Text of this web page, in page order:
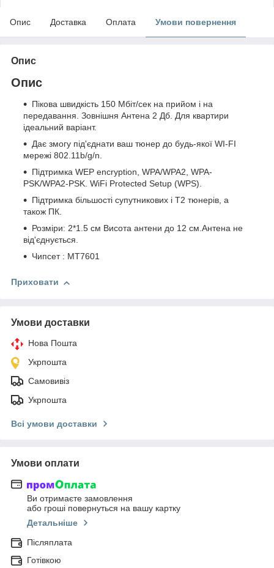
Опис Доставка Оплата Умови повернення
Опис
Опис
Пікова швидкість 150 Мбіт/сек на прийом і на
передавання. Зовнішня Антена 2 Дб. Для квартири
ідеальний варіант.
Дає змогу під'єднати ваш тюнер до будь-якої WI-FI
мережі 802.11b/g/n.
Підтримка WEP encryption, WPA/WPA2, WPA-
PSK/WPA2-PSK. WiFi Protected Setup (WPS).
Підтримка більшості супутникових і Т2 тюнерів, а
також ПК.
Розміри: 2*1.5 см Висота антени до 12 см.Антена не
від'єднується.
Чипсет : MT7601
Приховати
Умови доставки
Нова Пошта
Укрпошта
Самовивіз
Укрпошта
Всі умови доставки
Умови оплати
Ви отримаєте замовлення
або гроші повернуться на вашу картку
Детальніше
Післяплата
Готівкою